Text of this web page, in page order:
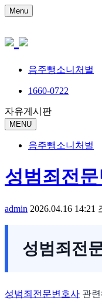
Menu
음주뺑소니처벌
1660-0722
자유게시판
MENU
음주뺑소니처벌
성범죄전
admin 2026.04.16 14:21
성범죄전
성범죄전문변호사 관